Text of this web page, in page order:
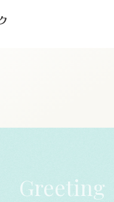
Greeting